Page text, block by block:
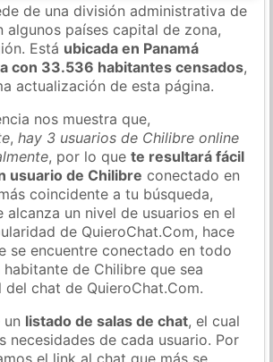
de una división administrativa de
algunos países capital de zona,
Está ubicada en Panamá
con 33.536 habitantes censados,
actualización de esta página.
nos muestra que,
,hay 3 usuarios de Chilibre online
, por lo quete resultará fácil
usuario de Chilibre conectado en
coincidente a tu búsqueda,
alcanza un nivel de usuarios en el
de QuieroChat.Com, hace
se encuentre conectado en todo
de Chilibre que sea
del chat de QuieroChat.Com.
listado de salas de chat, el cual
necesidades de cada usuario. Por
el link al chat que más se